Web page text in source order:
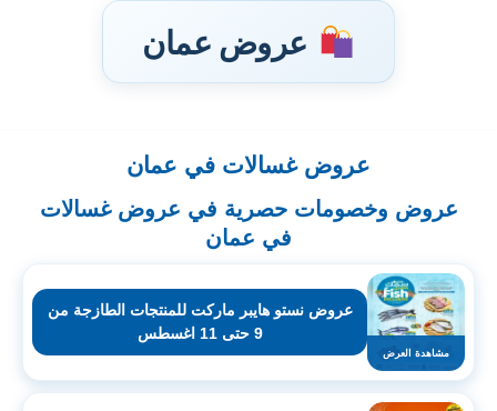
عروض عمان
إلى
عروض غسالات في عمان
عروض وخصومات حصرية في عروض غسالات
في عمان
مشاهدة العرض
عروض نستو هايبر ماركت للمنتجات الطازجة من
9 حتى 11 اغسطس